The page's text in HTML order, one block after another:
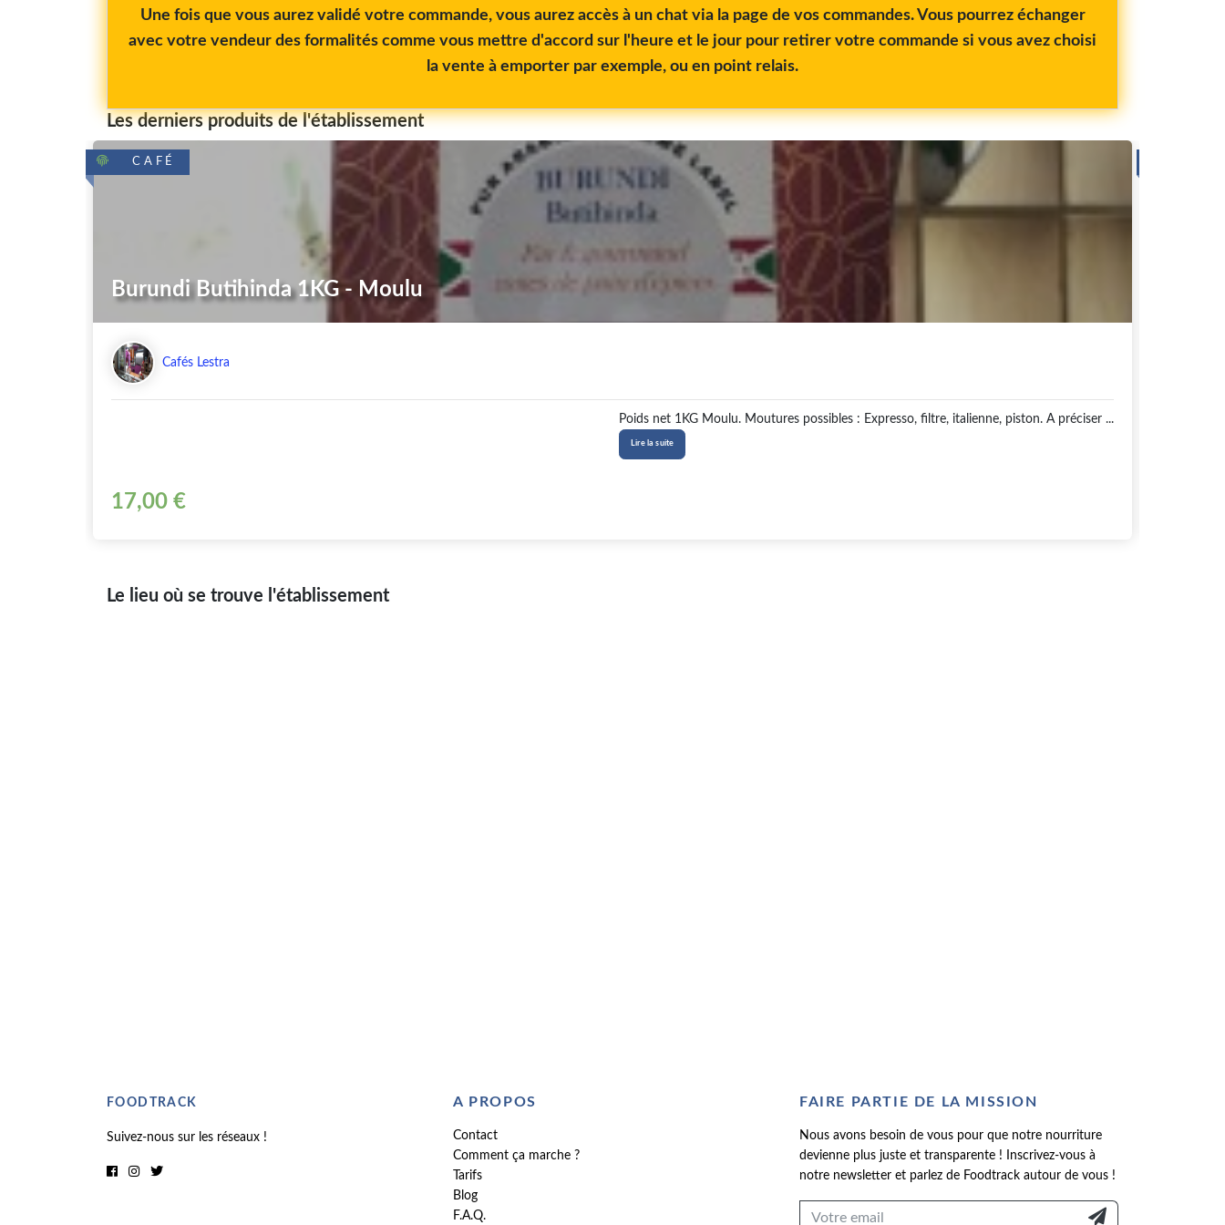
Une fois que vous aurez validé votre commande, vous aurez accès à un chat via la page de vos commandes. Vous pourrez échanger
avec votre vendeur des formalités comme vous mettre d'accord sur l'heure et le jour pour retirer votre commande si vous avez choisi
la vente à emporter par exemple, ou en point relais.
Les derniers produits de l'établissement
CAFÉ
Burundi Butihinda 1KG - Moulu
Cafés Lestra
Poids net 1KG Moulu. Moutures possibles : Expresso, filtre, italienne, piston. A préciser ...
Lire la suite
17,00 €
Le lieu où se trouve l'établissement
FOODTRACK
Suivez-nous sur les réseaux !
A PROPOS
Contact
Comment ça marche ?
Tarifs
Blog
F.A.Q.
FAIRE PARTIE DE LA MISSION
Nous avons besoin de vous pour que notre nourriture
devienne plus juste et transparente ! Inscrivez-vous à
notre newsletter et parlez de Foodtrack autour de vous !